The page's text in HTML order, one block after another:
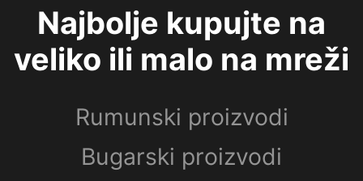
Najbolje kupujte na
veliko ili malo na mreži
Rumunski proizvodi
Bugarski proizvodi